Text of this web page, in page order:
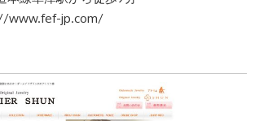
www.fef-jp.com/